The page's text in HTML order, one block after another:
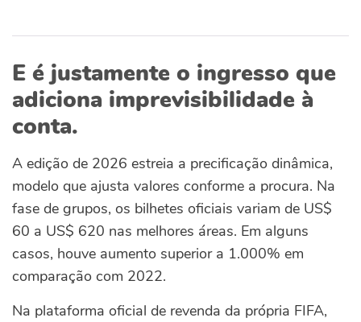
E é justamente o ingresso que
adiciona imprevisibilidade à
conta.
A edição de 2026 estreia a precificação dinâmica,
modelo que ajusta valores conforme a procura. Na
fase de grupos, os bilhetes oficiais variam de US$
60 a US$ 620 nas melhores áreas. Em alguns
casos, houve aumento superior a 1.000% em
comparação com 2022.
Na plataforma oficial de revenda da própria FIFA,